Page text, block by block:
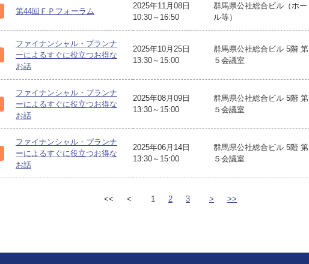
第44回ＦＰフォーラム
2025年11月08日
10:30～16:50
群馬県公社総合ビル（ホー
ル等）
ファイナンシャル・プランナ
ーによるすぐに役立つお得な
お話
2025年10月25日
13:30～15:00
群馬県公社総合ビル 5階 第
５会議室
ファイナンシャル・プランナ
ーによるすぐに役立つお得な
お話
2025年08月09日
13:30～15:00
群馬県公社総合ビル 5階 第
５会議室
ファイナンシャル・プランナ
ーによるすぐに役立つお得な
お話
2025年06月14日
13:30～15:00
群馬県公社総合ビル 5階 第
５会議室
<< < 1 2 3 > >>